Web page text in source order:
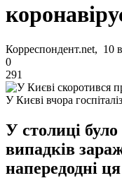
Корреспондент.net, 10
0
291
У Києві вчора
У столиці
випадків
напередодні